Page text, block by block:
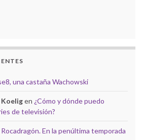
una castaña Wachowski
Koeligen ¿Cómo y dónde puedo
de televisión?
Rocadragón. En la penúltima temporada